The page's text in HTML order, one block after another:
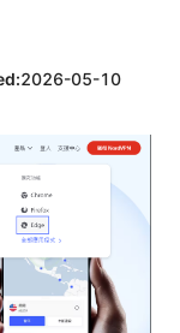
2026-05-10